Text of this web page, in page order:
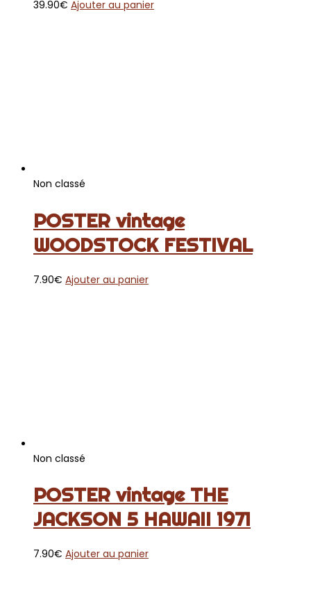
39.90€ Ajouter au panier
Non classé
POSTER vintage
WOODSTOCK FESTIVAL
7.90€ Ajouter au panier
Non classé
POSTER vintage THE
JACKSON 5 HAWAII 1971
7.90€ Ajouter au panier